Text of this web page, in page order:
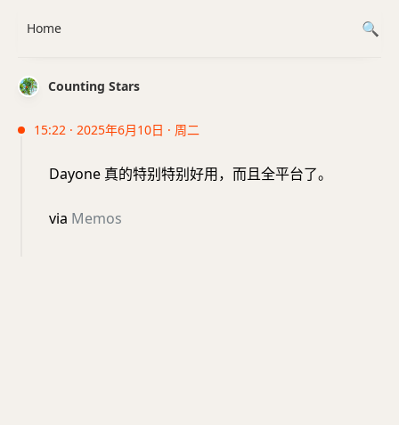
Counting Stars
15:22 · 2025年6月10日 · 周二
Dayone 真的特别特别好用，而且全平台了。
via Memos
Home